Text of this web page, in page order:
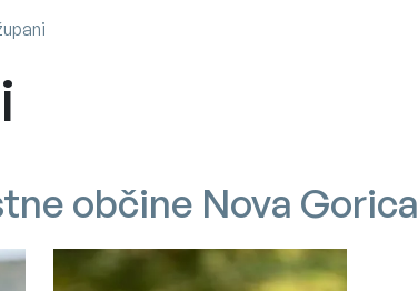
občine Nova Gorica